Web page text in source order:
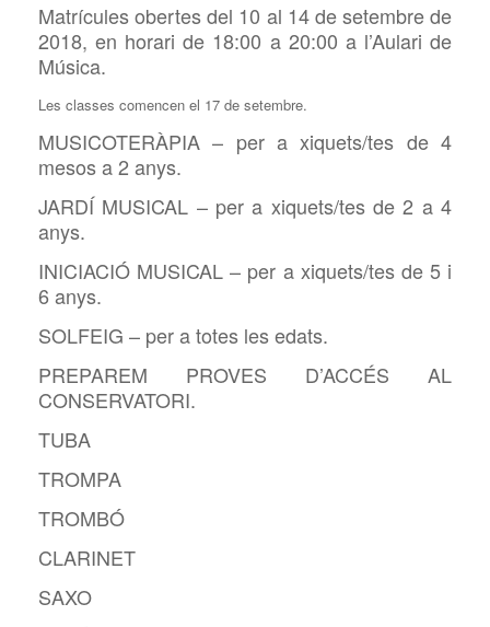
Matrícules obertes del 10 al 14 de setembre de
2018, en horari de 18:00 a 20:00 a l’Aulari de
Música.
Les classes comencen el 17 de setembre.
MUSICOTERÀPIA – per a xiquets/tes de 4
mesos a 2 anys.
JARDÍ MUSICAL – per a xiquets/tes de 2 a 4
anys.
INICIACIÓ MUSICAL – per a xiquets/tes de 5 i
6 anys.
SOLFEIG – per a totes les edats.
PREPAREM PROVES D’ACCÉS AL
CONSERVATORI.
TUBA
TROMPA
TROMBÓ
CLARINET
SAXO